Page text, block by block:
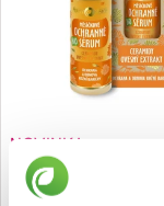
NOVINKA
Bio Nechtíkové
sérum 30 ml